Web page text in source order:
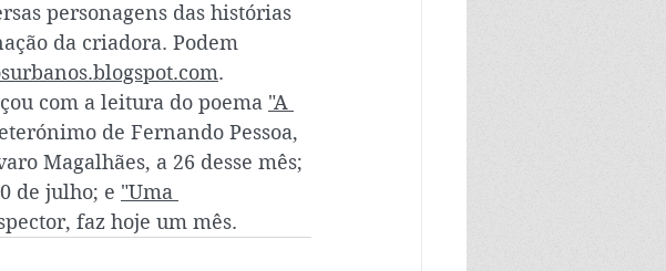
personagens das histórias
da criadora. Podem
.
com a leitura do poema "A
de Fernando Pessoa,
Magalhães, a 26 desse mês;
de julho; e "Uma
faz hoje um mês.